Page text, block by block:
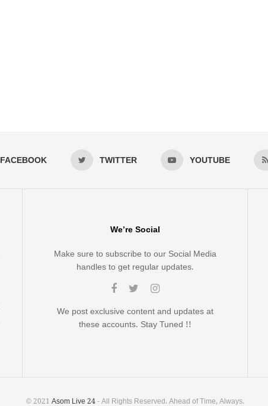
FACEBOOK TWITTER YOUTUBE
We’re Social
Make sure to subscribe to our Social Media
handles to get regular updates.
We post exclusive content and updates at
these accounts. Stay Tuned !!
© 2021 Asom Live 24- All Rights Reserved. Ahead of Time, Always.